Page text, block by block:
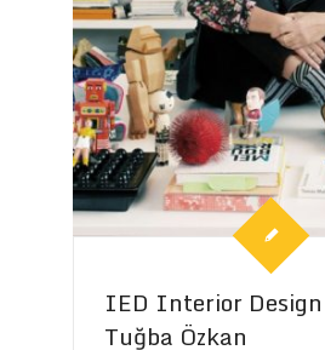
IED Interior Design
Tuğba Özkan